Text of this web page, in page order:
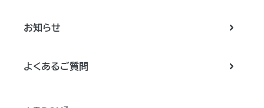
お知らせ
よくあるご質問